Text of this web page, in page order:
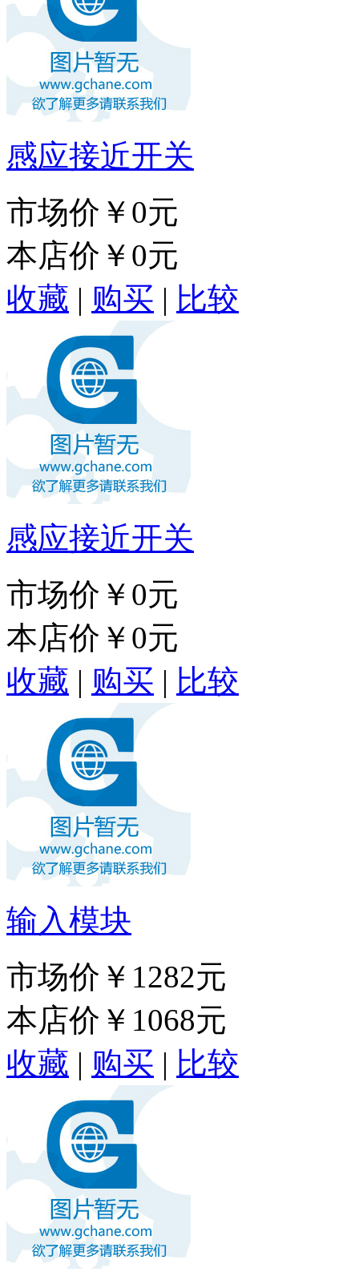
感应接近开关
市场价 ￥0元
本店价 ￥0元
收藏 | 购买 | 比较
感应接近开关
市场价 ￥0元
本店价 ￥0元
收藏 | 购买 | 比较
输入模块
市场价 ￥1282元
本店价 ￥1068元
收藏 | 购买 | 比较